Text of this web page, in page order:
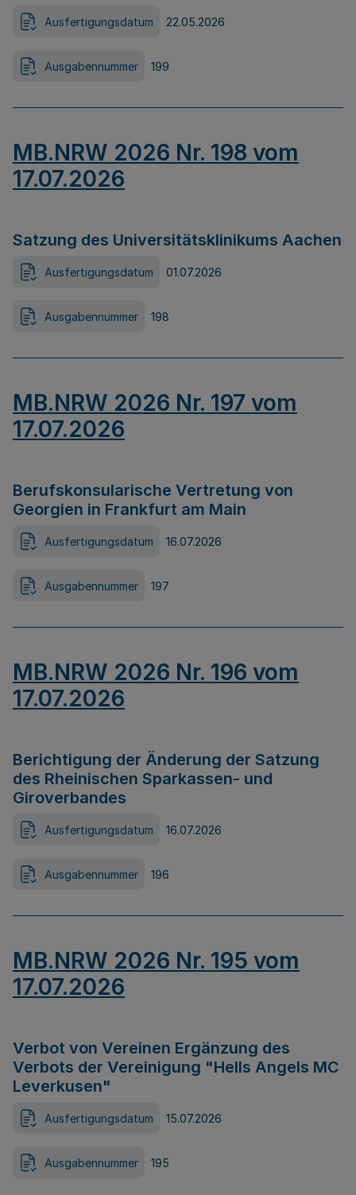
Ausfertigungsdatum 22.05.2026
Ausgabennummer 199
MB.NRW 2026 Nr. 198 vom
17.07.2026
Satzung des Universitätsklinikums Aachen
Ausfertigungsdatum 01.07.2026
Ausgabennummer 198
MB.NRW 2026 Nr. 197 vom
17.07.2026
Berufskonsularische Vertretung von
Georgien in Frankfurt am Main
Ausfertigungsdatum 16.07.2026
Ausgabennummer 197
MB.NRW 2026 Nr. 196 vom
17.07.2026
Berichtigung der Änderung der Satzung
des Rheinischen Sparkassen- und
Giroverbandes
Ausfertigungsdatum 16.07.2026
Ausgabennummer 196
MB.NRW 2026 Nr. 195 vom
17.07.2026
Verbot von Vereinen Ergänzung des
Verbots der Vereinigung "Hells Angels MC
Leverkusen"
Ausfertigungsdatum 15.07.2026
Ausgabennummer 195